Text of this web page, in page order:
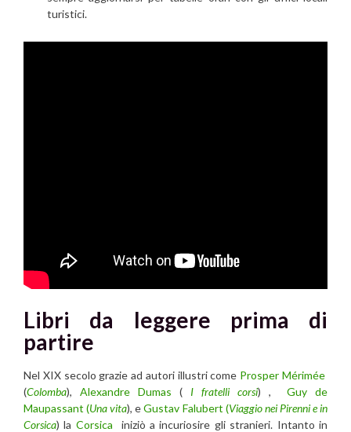
turistici.
Libri da leggere prima di
partire
Nel XIX secolo grazie ad autori illustri come Prosper Mérimée
(Colomba), Alexandre Dumas ( I fratelli corsi) , Guy de
Maupassant (Una vita), eGustav Falubert (Viaggio nei Pirenni e in
Corsica) la Corsica iniziò a incuriosire gli stranieri. Intanto in